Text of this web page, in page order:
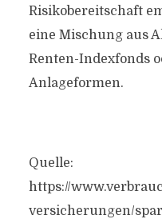
Risikobereitschaft
eine Mischung aus
Renten-Indexfonds
Anlageformen.
Quelle:
https://
versicherungen/